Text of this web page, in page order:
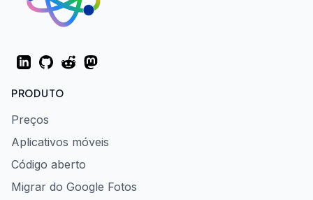
LinkedInGitHubRedditMastodon
PRODUTO
Preços
Aplicativos móveis
Código aberto
Migrar do Google Fotos